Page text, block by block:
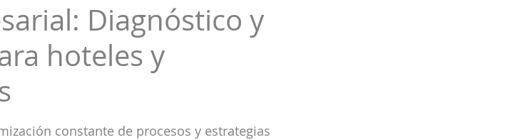
Diagnóstico y
hoteles y
constante de procesos y estrategias